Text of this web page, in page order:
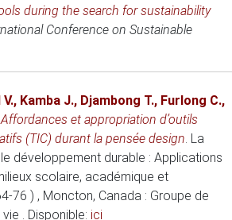
during the search for sustainability
Conference on Sustainable
, Kamba J., Djambong T., Furlong C.,
Affordances et appropriation d’outils
(TIC) durant la pensée design. La
développement durable : Applications
scolaire, académique et
76 ) , Moncton, Canada : Groupe de
. Disponible: ici